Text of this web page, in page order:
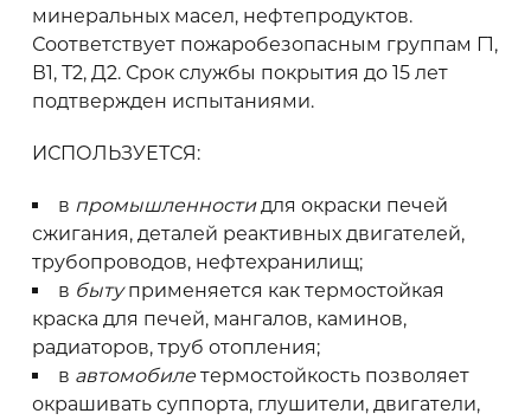
минеральных масел, нефтепродуктов.
Соответствует пожаробезопасным группам Г1,
В1, Т2, Д2. Срок службы покрытия до 15 лет
подтвержден испытаниями.
ИСПОЛЬЗУЕТСЯ:
в промышленностидля окраски печей
сжигания, деталей реактивных двигателей,
трубопроводов, нефтехранилищ;
в бытуприменяется как термостойкая
краска для печей, мангалов, каминов,
радиаторов, труб отопления;
в автомобилетермостойкость позволяет
окрашивать суппорта, глушители, двигатели,